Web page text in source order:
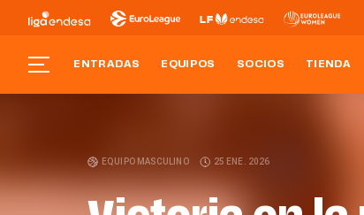
ENTRADAS EQUIPOS SOCIOS TIENDA
EQUIPO MASCULINO 25 ENE. 2026